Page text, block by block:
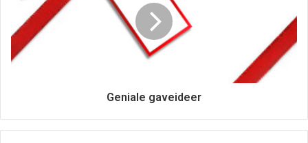
Geniale gaveideer